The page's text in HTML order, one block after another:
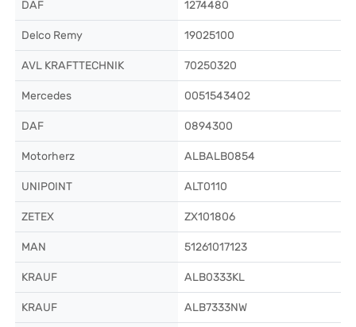
DAF 1274480
Delco Remy 19025100
AVL KRAFTTECHNIK 70250320
Mercedes 0051543402
DAF 0894300
Motorherz ALBALB0854
UNIPOINT ALT0110
ZETEX ZX101806
MAN 51261017123
KRAUF ALB0333KL
KRAUF ALB7333NW